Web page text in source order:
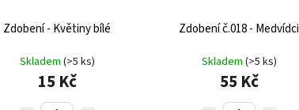
Zdobení - Květiny bílé
Skladem (>5 ks)
15 Kč
Zdobení č.018 - Medvídci
Skladem (>5 ks)
55 Kč